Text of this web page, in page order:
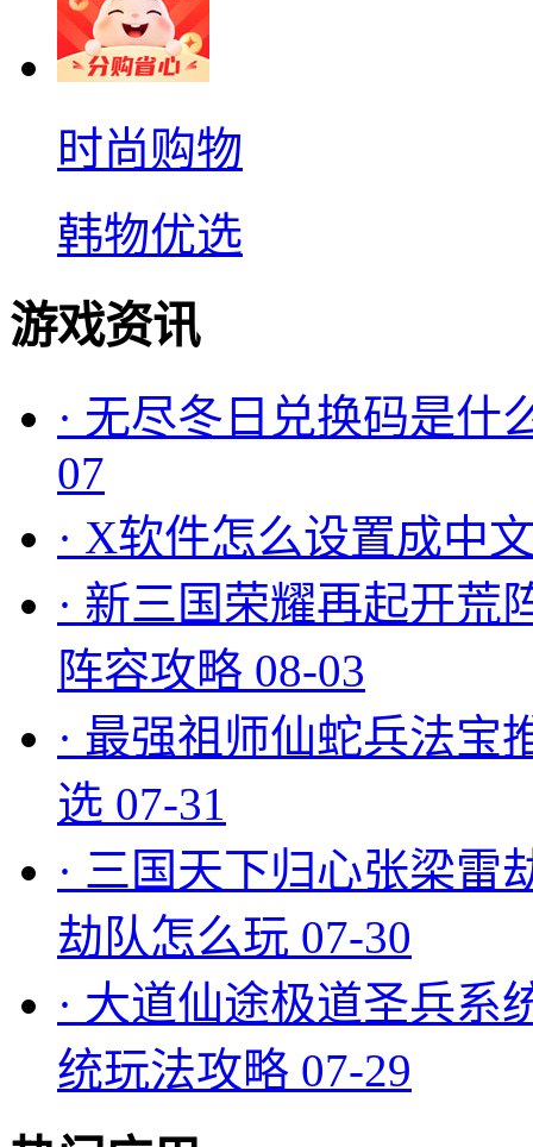
时尚购物
韩物优选
游戏资讯
· 无尽冬日兑换码是什
07
· X软件怎么设置成中
· 新三国荣耀再起开荒
阵容攻略 08-03
· 最强祖师仙蛇兵法宝
选 07-31
· 三国天下归心张梁雷
劫队怎么玩 07-30
· 大道仙途极道圣兵系
统玩法攻略 07-29